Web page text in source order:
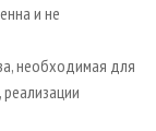
и не
необходимая для